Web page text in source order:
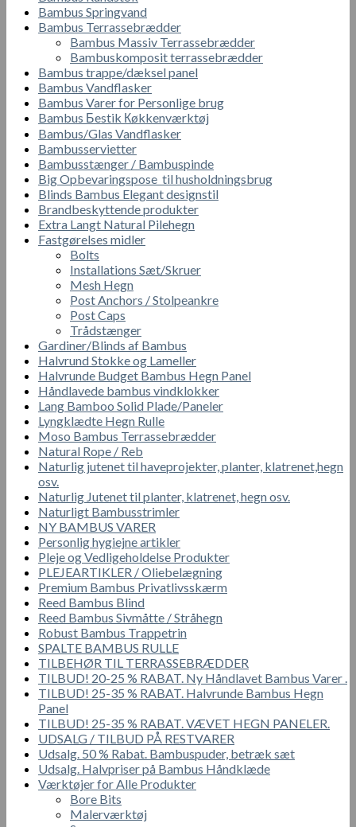
Bambus Springvand
Bambus Terrassebrædder
Bambus Massiv Terrassebrædder
Bambuskomposit terrassebrædder
Bambus trappe/dæksel panel
Bambus Vandflasker
Bambus Varer for Personlige brug
Bambus Бestik Кøkkenværktøj
Bambus/Glas Vandflasker
Bambusservietter
Bambusstænger / Bambuspinde
Big Opbevaringspose til husholdningsbrug
Blinds Bambus Elegant designstil
Brandbeskyttende produkter
Extra Langt Natural Pilehegn
Fastgørelses midler
Bolts
Installations Sæt/Skruer
Mesh Hegn
Post Anchors / Stolpeankre
Post Caps
Trådstænger
Gardiner/Blinds af Bambus
Halvrund Stokke og Lameller
Halvrunde Budget Bambus Hegn Panel
Håndlavede bambus vindklokker
Lang Bamboo Solid Plade/Paneler
Lyngklædte Hegn Rulle
Moso Bambus Terrassebrædder
Natural Rope / Reb
Naturlig jutenet til haveprojekter, planter, klatrenet,hegn
osv.
Naturlig Jutenet til planter, klatrenet, hegn osv.
Naturligt Bambusstrimler
NY BAMBUS VARER
Personlig hygiejne artikler
Pleje og Vedligeholdelse Produkter
PLEJEARTIKLER / Oliebelægning
Premium Bambus Privatlivsskærm
Reed Bambus Blind
Reed Bambus Sivmåtte / Stråhegn
Robust Bambus Trappetrin
SPALTE BAMBUS RULLE
TILBEHØR TIL TERRASSEBRÆDDER
TILBUD! 20-25 % RABAT. Ny Håndlavet Bambus Varer .
TILBUD! 25-35 % RABAT. Halvrunde Bambus Hegn
Panel
TILBUD! 25-35 % RABAT. VÆVET HEGN PANELER.
UDSALG / TILBUD PÅ RESTVARER
Udsalg. 50 % Rabat. Bambuspuder, betræk sæt
Udsalg. Halvpriser på Bambus Håndklæde
Værktøjer for Alle Produkter
Bore Bits
Malerværktøj